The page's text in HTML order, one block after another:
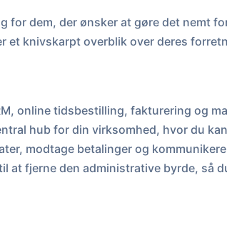
for dem, der ønsker at gøre det nemt
et knivskarpt overblik over deres
online tidsbestilling, fakturering og
hub for din virksomhed, hvor du kan
modtage betalinger og
at fjerne den administrative byrde, så